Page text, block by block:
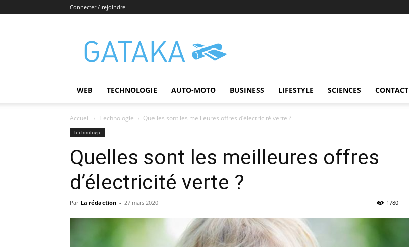
Connecter / rejoindre
WEB TECHNOLOGIE AUTO-MOTO BUSINESS LIFESTYLE SCIENCES CONTACT
Accueil Technologie Quelles sont les meilleures offres d’électricité verte ?
Technologie
Quelles sont les meilleures offres
d’électricité verte ?
Par La rédaction - 27 mars 2020 1780